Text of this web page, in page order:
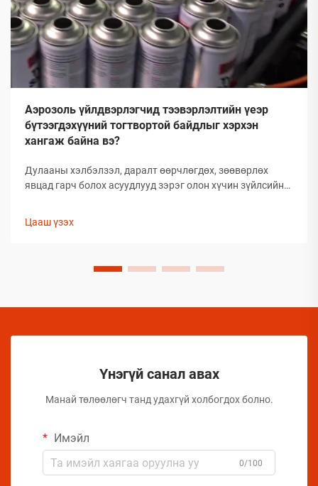
Аэрозоль үйлдвэрлэгчид тээвэрлэлтийн үеэр
бүтээгдэхүүний тогтвортой байдлыг хэрхэн
хангаж байна вэ?
Дулааны хэлбэлзэл, даралт өөрчлөгдөх, зөөвөрлөх
явцад гарч болох асуудлууд зэрэг олон хүчин зүйлсийн
байдлыг хадгалахад тооless дундаа сорилтуудтай
арга хэмжээ авах шаардлагатай.
Цааш үзэх
Үнэгүй санал авах
Манай төлөөлөгч танд удахгүй холбогдох болно.
Имэйл
0/100